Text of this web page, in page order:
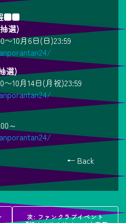
■■
選)
〜10月6日(日)23:59
選)
〜10月14日(月祝)23:59
～
← Back
次: 次
ファンクラブイベント